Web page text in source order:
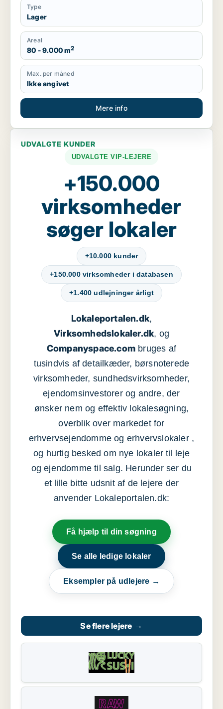
Type
Lager
Areal
80 - 9.000 m2
Max. per måned
Ikke angivet
Mere info
UDVALGTE KUNDER
UDVALGTE VIP-LEJERE
+150.000
virksomheder
søger lokaler
+10.000 kunder
+150.000 virksomheder i databasen
+1.400 udlejninger årligt
Lokaleportalen.dk,
Virksomhedslokaler.dk, og
Companyspace.com bruges af
tusindvis af detailkæder, børsnoterede
virksomheder, sundhedsvirksomheder,
ejendomsinvestorer og andre, der
ønsker nem og effektiv lokalesøgning,
overblik over markedet for
erhvervsejendomme og erhvervslokaler ,
og hurtig besked om nye lokaler til leje
og ejendomme til salg. Herunder ser du
et lille bitte udsnit af de lejere der
anvender Lokaleportalen.dk:
Få hjælp til din søgning
Se alle ledige lokaler
Eksempler på udlejere →
Se flere lejere →